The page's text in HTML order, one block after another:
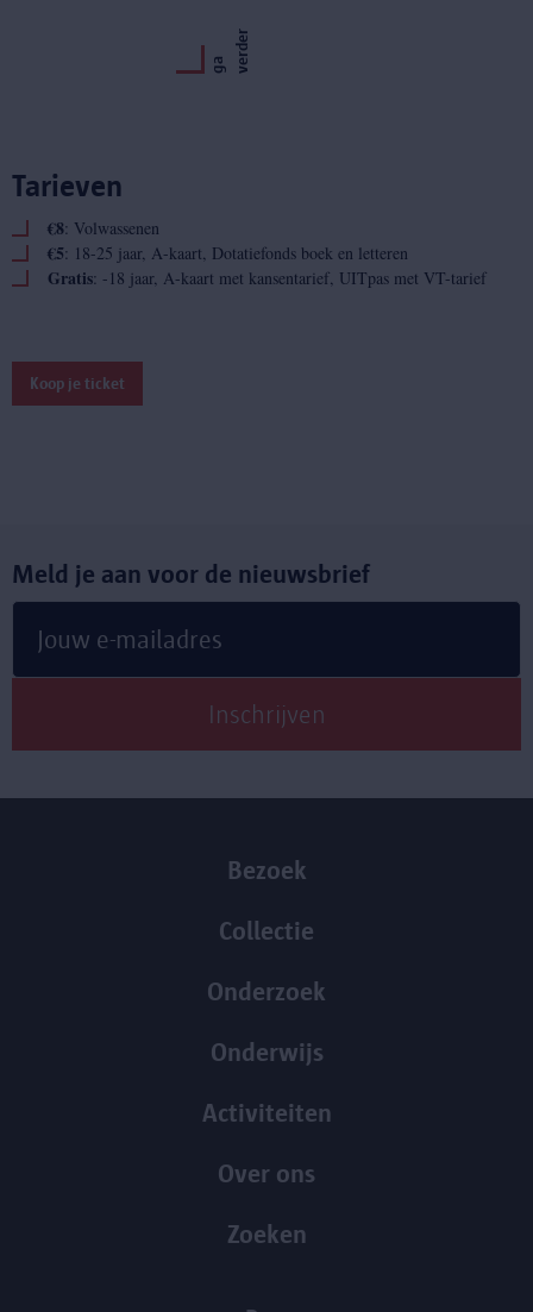
g
a
v
e
r
d
e r
Tarieven
€8: Volwassenen
€5: 18-25 jaar, A-kaart, Dotatiefonds boek en letteren
Gratis: -18 jaar, A-kaart met kansentarief, UITpas met VT-tarief
Koop je ticket
Meld je aan voor de nieuwsbrief
Bezoek
Collectie
Onderzoek
Onderwijs
Activiteiten
Over ons
Zoeken